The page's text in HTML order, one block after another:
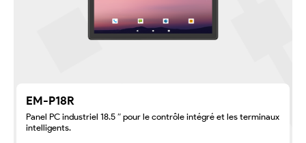
EM-P18R
Panel PC industriel 18.5 ″ pour le contrôle intégré et les terminaux
intelligents.